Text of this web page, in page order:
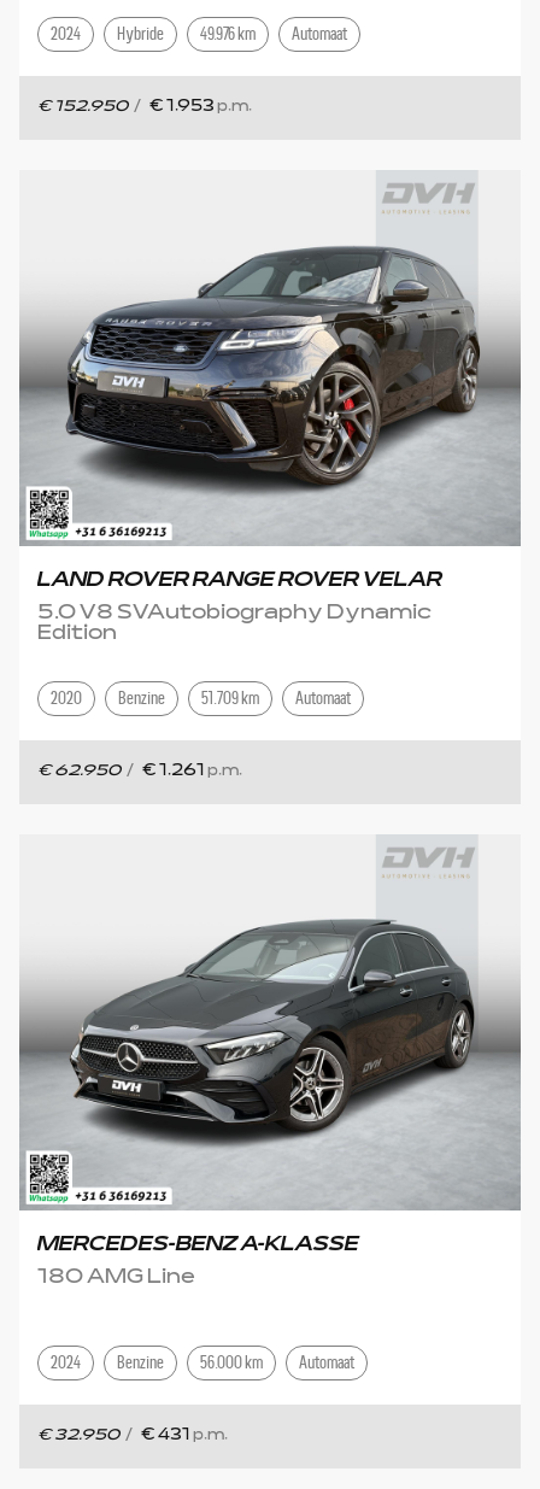
2024 Hybride 49.976 km Automaat
€ 152.950 / € 1.953 p.m.
LAND ROVER RANGE ROVER VELAR
5.0 V8 SVAutobiography Dynamic
Edition
2020 Benzine 51.709 km Automaat
€ 62.950 / € 1.261 p.m.
MERCEDES-BENZ A-KLASSE
180 AMG Line
2024 Benzine 56.000 km Automaat
€ 32.950 / € 431 p.m.